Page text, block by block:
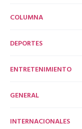
COLUMNA
DEPORTES
ENTRETENIMIENTO
GENERAL
INTERNACIONALES